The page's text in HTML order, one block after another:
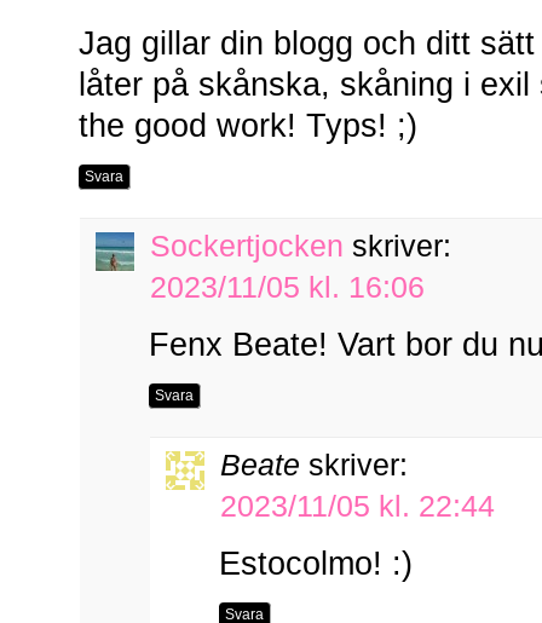
Jag gillar din blogg och ditt
låter på skånska, skåning i
the good work! Typs! ;)
Svara
Sockertjocken skriver:
2023/11/05 kl. 16:06
Fenx Beate! Vart bor du
Svara
Beate skriver:
2023/11/05 kl. 22:44
Estocolmo! :)
Svara